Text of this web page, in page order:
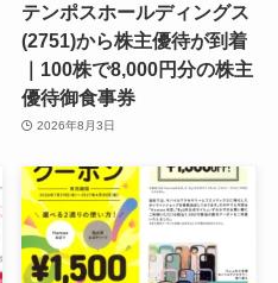
テンポスホールディングス
(2751)から株主優待が到着
｜100株で8,000円分の株主
優待御食事券
2026年8月3日